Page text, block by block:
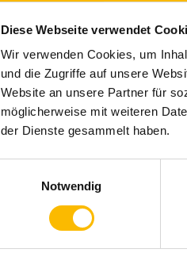
Diese Webseite verwendet
Wir verwenden Cookies, um
und die Zugriffe auf unsere
Website an unsere Partner für
möglicherweise mit weiteren
der Dienste gesammelt haben.
Notwendig